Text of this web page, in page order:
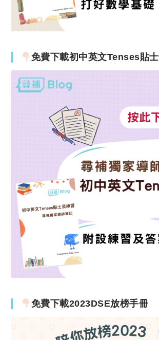
免費下載初中英文Tenses貼士
免費下載2023DSE放榜手冊